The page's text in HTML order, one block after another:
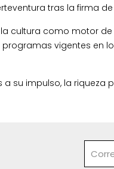
tras la firma
cultura como motor
vigentes en
su impulso, la riqueza